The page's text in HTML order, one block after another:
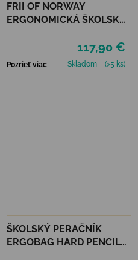
FRII OF NORWAY
ERGONOMICKÁ ŠKOLSKÁ
117,90 €
Pozrieť viac Skladom (>5 ks)
ŠKOLSKÝ PERAČNÍK
ERGOBAG HARD PENCIL